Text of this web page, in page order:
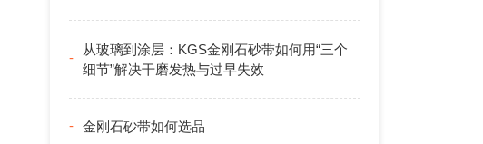
从玻璃到涂层：KGS金刚石砂带如何用“三个
细节”解决干磨发热与过早失效
金刚石砂带如何选品